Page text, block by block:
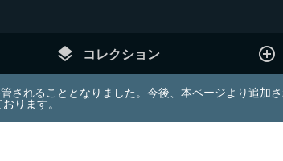
layers コレクション add_circle_outline
されることとなりました。今後、本ページより追
ります。